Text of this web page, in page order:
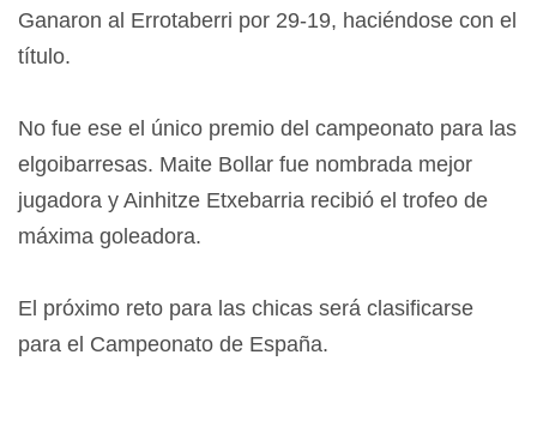
Ganaron al Errotaberri por 29-19, haciéndose con el
título.
No fue ese el único premio del campeonato para las
elgoibarresas. Maite Bollar fue nombrada mejor
jugadora y Ainhitze Etxebarria recibió el trofeo de
máxima goleadora.
El próximo reto para las chicas será clasificarse
para el Campeonato de España.